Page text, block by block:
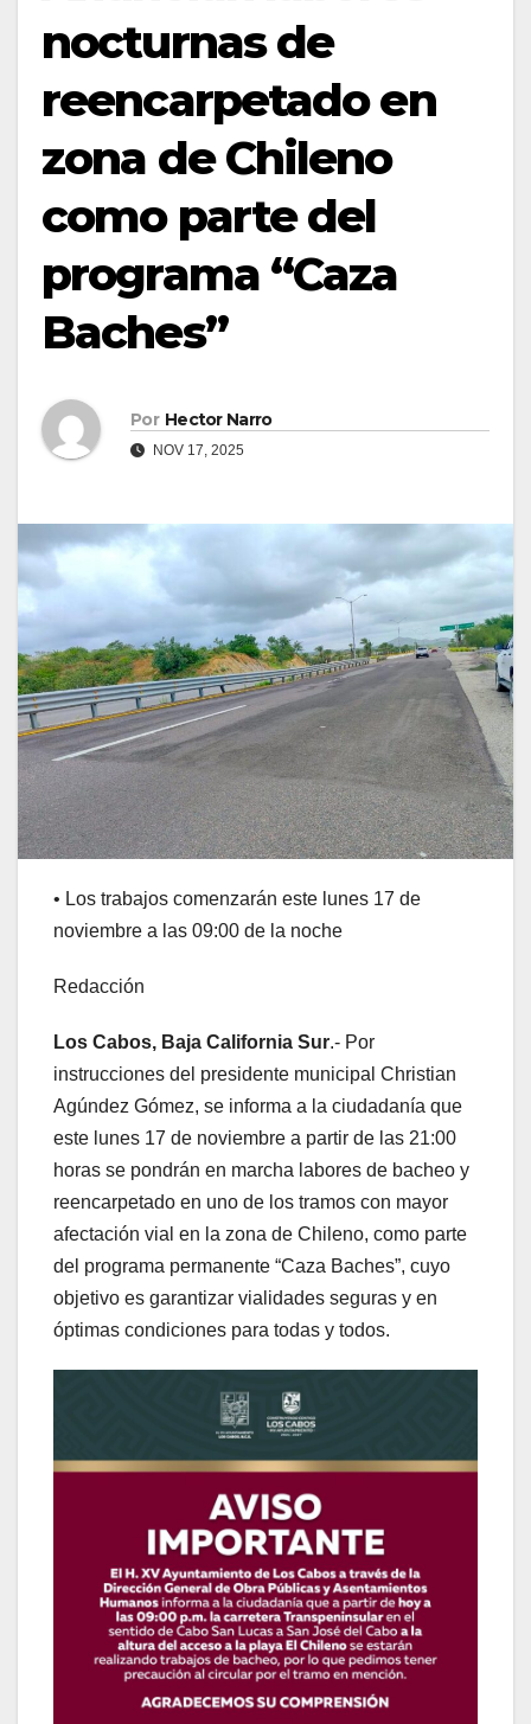
nocturnas de
reencarpetado en
zona de Chileno
como parte del
programa “Caza
Baches”
Por Hector Narro
NOV 17, 2025
• Los trabajos comenzarán este lunes 17 de
noviembre a las 09:00 de la noche
Redacción
Los Cabos, Baja California Sur.- Por
instrucciones del presidente municipal Christian
Agúndez Gómez, se informa a la ciudadanía que
este lunes 17 de noviembre a partir de las 21:00
horas se pondrán en marcha labores de bacheo y
reencarpetado en uno de los tramos con mayor
afectación vial en la zona de Chileno, como parte
del programa permanente “Caza Baches”, cuyo
objetivo es garantizar vialidades seguras y en
óptimas condiciones para todas y todos.